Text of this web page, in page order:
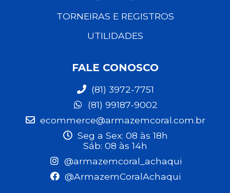
TORNEIRAS E REGISTROS
UTILIDADES
FALE CONOSCO
(81) 3972-7751
(81) 99187-9002
ecommerce@armazemcoral.com.br
Seg a Sex: 08 às 18h
Sáb: 08 às 14h
@armazemcoral_achaqui
@ArmazemCoralAchaqui